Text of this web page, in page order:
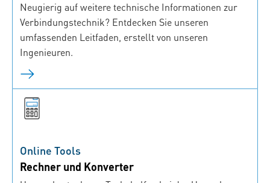
Neugierig auf weitere technische Informationen zur
Verbindungstechnik? Entdecken Sie unseren
umfassenden Leitfaden, erstellt von unseren
Ingenieuren.
Online Tools
Rechner und Konverter